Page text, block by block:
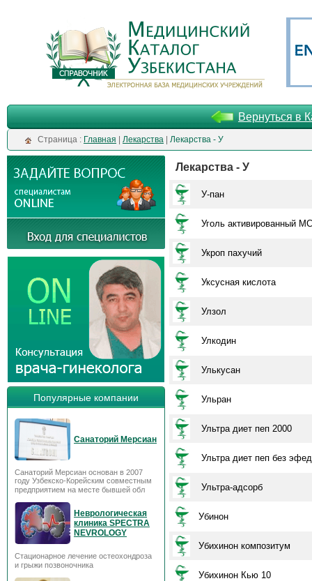
Вернуться в
Cтраница : Главная Лекарства Лекарства - У
Популярные компании
Санаторий Мерсиан
Санаторий Мерсиан основан в 2007
году Узбекско-Корейским совместным
предприятием на месте бывшей обл
Неврологическая
клиника SPECTRA
NEVROLOGY
Стационарное лечение остеохондроза
и грыжи позвоночника
Лекарства - У
У-пан
Уголь активированный МС
Укроп пахучий
Уксусная кислота
Улзол
Улкодин
Улькусан
Ульран
Ультра диет пеп 2000
Ультра диет пеп без
Ультра-адсорб
Убинон
Убихинон композитум
Убихинон Кью 10